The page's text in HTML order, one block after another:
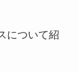
について紹